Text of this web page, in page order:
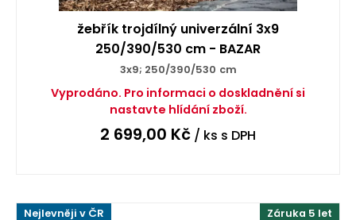
žebřík trojdílný univerzální 3x9
250/390/530 cm - BAZAR
3x9; 250/390/530 cm
Vyprodáno. Pro informaci o doskladnění si
nastavte hlídání zboží.
2 699,00 Kč / ks s DPH
Záruka 5 let
Nejlevněji v ČR